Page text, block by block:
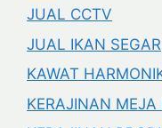
JUAL CCTV
JUAL IKAN SEGAR
KAWAT
KERAJINAN MEJA